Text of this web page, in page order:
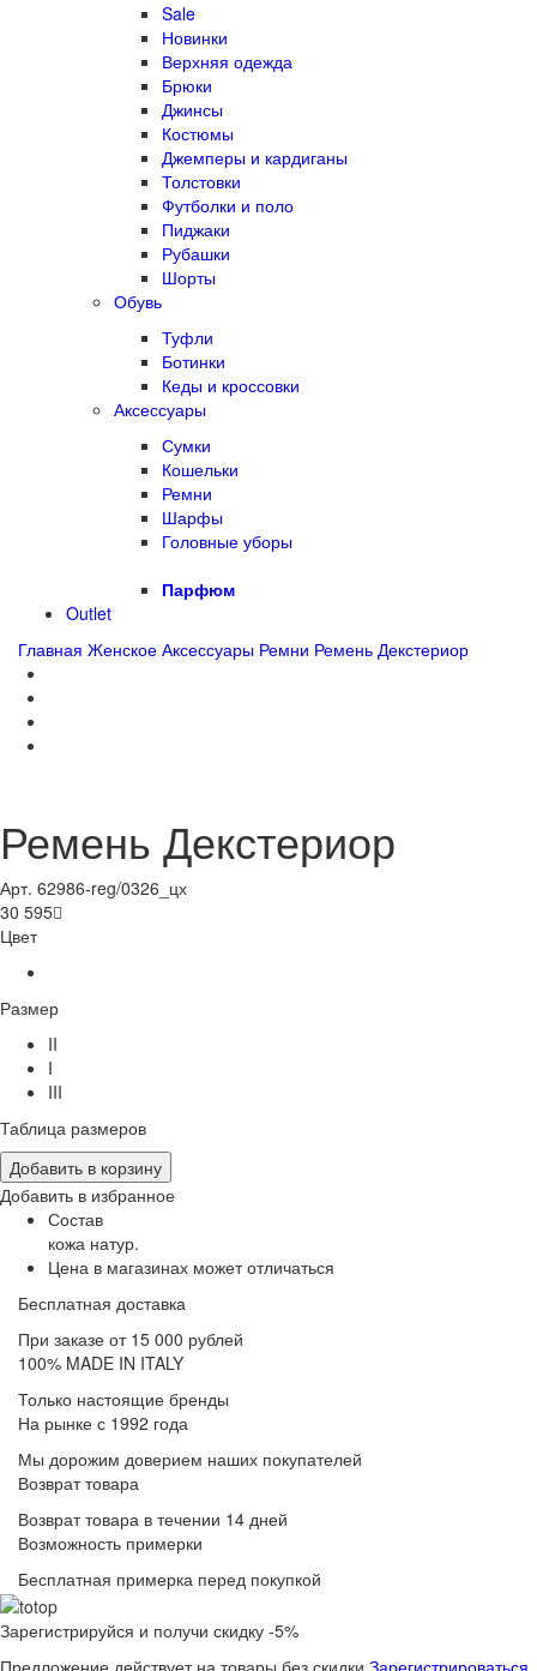
Sale
Новинки
Верхняя одежда
Брюки
Джинсы
Костюмы
Джемперы и кардиганы
Толстовки
Футболки и поло
Пиджаки
Рубашки
Шорты
Обувь
Туфли
Ботинки
Кеды и кроссовки
Аксессуары
Сумки
Кошельки
Ремни
Шарфы
Головные уборы
Парфюм
Outlet
Главная Женское Аксессуары Ремни Ремень Декстериор
Ремень Декстериор
Арт. 62986-reg/0326_цх
30 595
Цвет
Размер
II
I
III
Таблица размеров
Добавить в корзину
Добавить в избранное
Состав
кожа натур.
Цена в магазинах может отличаться
Бесплатная доставка
При заказе от 15 000 рублей
100% MADE IN ITALY
Только настоящие бренды
На рынке с 1992 года
Мы дорожим доверием наших покупателей
Возврат товара
Возврат товара в течении 14 дней
Возможность примерки
Бесплатная примерка перед покупкой
Зарегистрируйся и получи скидку -5%
Предложение действует на товары без скидки Зарегистрироваться